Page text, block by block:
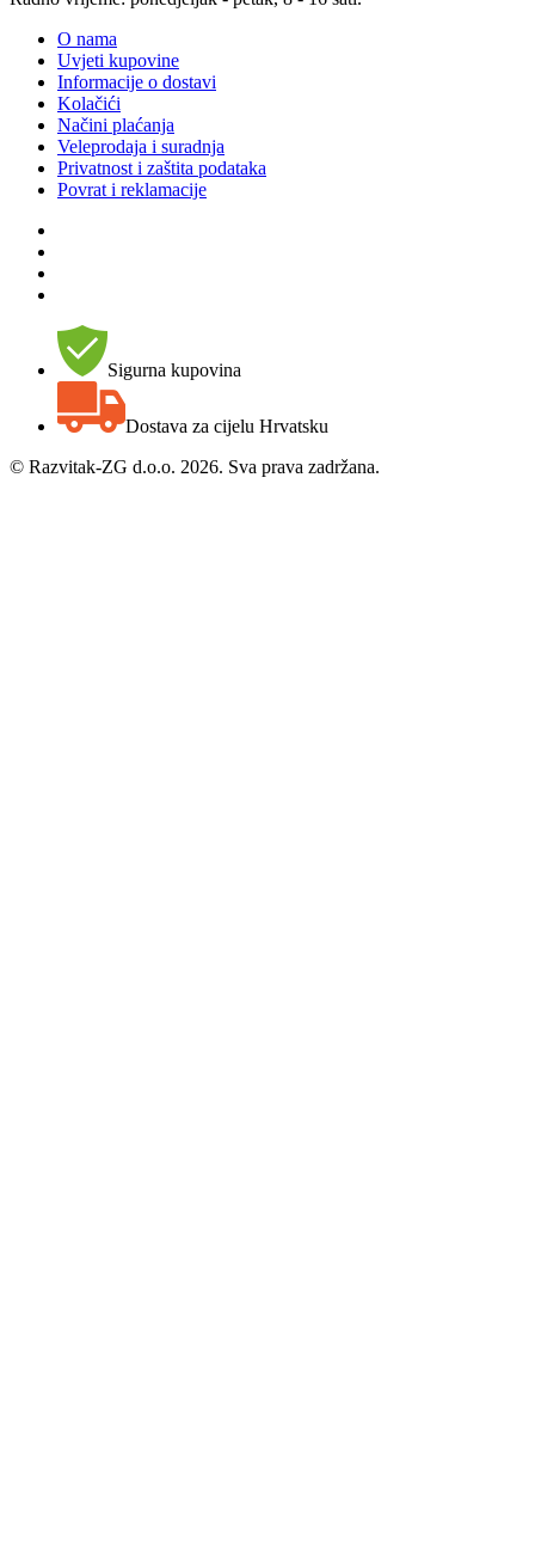
O nama
Uvjeti kupovine
Informacije o dostavi
Kolačići
Načini plaćanja
Veleprodaja i suradnja
Privatnost i zaštita podataka
Povrat i reklamacije
Sigurna kupovina
Dostava za cijelu Hrvatsku
© Razvitak-ZG d.o.o. 2026. Sva prava zadržana.